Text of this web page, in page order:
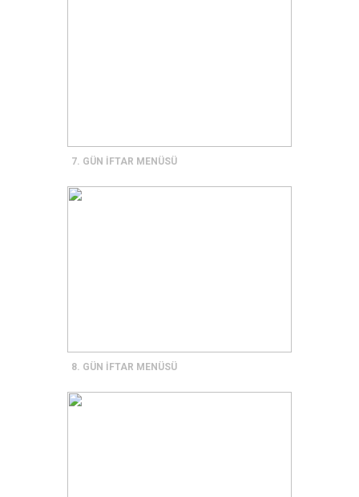
7. GÜN İFTAR MENÜSÜ
8. GÜN İFTAR MENÜSÜ